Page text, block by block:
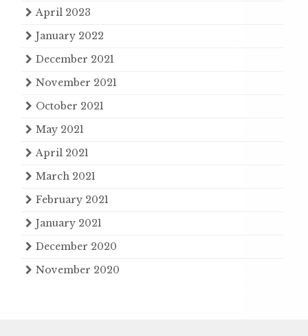
April 2023
January 2022
December 2021
November 2021
October 2021
May 2021
April 2021
March 2021
February 2021
January 2021
December 2020
November 2020